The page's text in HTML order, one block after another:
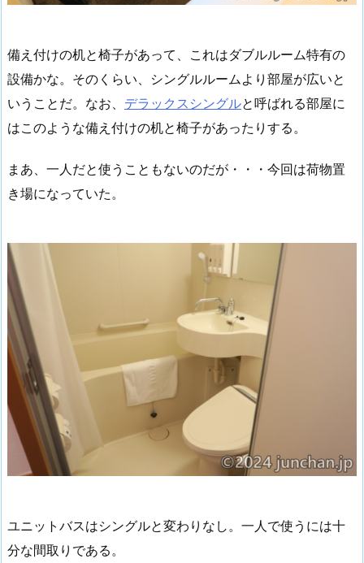
備え付けの机と椅子があって、これはダブルルーム特有の
設備かな。そのくらい、シングルルームより部屋が広いと
いうことだ。なお、 デラックスシングルと呼ばれる部屋に
はこのような備え付けの机と椅子があったりする。
まあ、一人だと使うこともないのだが・・・今回は荷物置
き場になっていた。
ユニットバスはシングルと変わりなし。一人で使うには十
分な間取りである。